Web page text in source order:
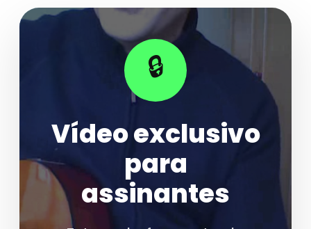
🔒
Vídeo exclusivo
para
assinantes